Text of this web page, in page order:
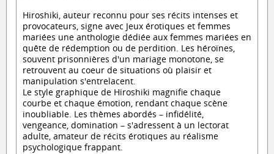
Hiroshiki, auteur reconnu pour ses récits intenses et
provocateurs, signe avec Jeux érotiques et femmes
mariées une anthologie dédiée aux femmes mariées en
quête de rédemption ou de perdition. Les héroïnes,
souvent prisonnières d'un mariage monotone, se
retrouvent au coeur de situations où plaisir et
manipulation s'entrelacent.
Le style graphique de Hiroshiki magnifie chaque
courbe et chaque émotion, rendant chaque scène
inoubliable. Les thèmes abordés – infidélité,
vengeance, domination – s'adressent à un lectorat
adulte, amateur de récits érotiques au réalisme
psychologique frappant.